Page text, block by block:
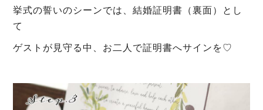
挙式の誓いのシーンでは、結婚証明書（裏面）とし
て
ゲストが見守る中、お二人で証明書へサインを♡